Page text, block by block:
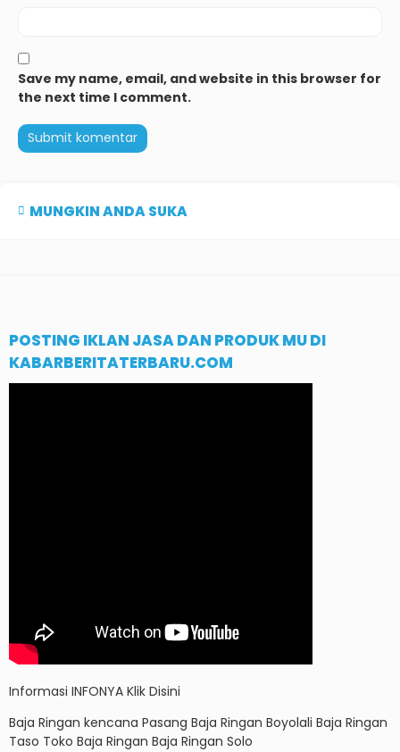
Save my name, email, and website in this browser for
the next time I comment.
MUNGKIN ANDA SUKA
POSTING IKLAN JASA DAN PRODUK MU DI
KABARBERITATERBARU.COM
Informasi INFONYA Klik Disini
Baja Ringan kencana Pasang Baja Ringan Boyolali Baja Ringan
Taso Toko Baja Ringan Baja Ringan Solo